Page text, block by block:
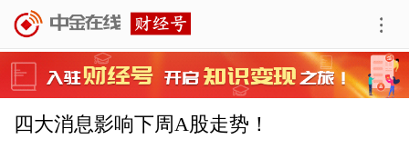
四大消息影响下周A股走势！